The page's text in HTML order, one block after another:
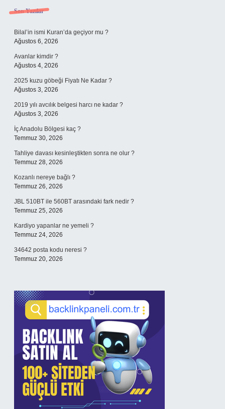
Sidebar
Son Yazılar
Bilal’in ismi Kuran’da geçiyor mu ?
Ağustos 6, 2026
Avanlar kimdir ?
Ağustos 4, 2026
2025 kuzu göbeği Fiyatı Ne Kadar ?
Ağustos 3, 2026
2019 yılı avcılık belgesi harcı ne kadar ?
Ağustos 3, 2026
İç Anadolu Bölgesi kaç ?
Temmuz 30, 2026
Tahliye davası kesinleştikten sonra ne olur ?
Temmuz 28, 2026
Kozanlı nereye bağlı ?
Temmuz 26, 2026
JBL 510BT ile 560BT arasındaki fark nedir ?
Temmuz 25, 2026
Kardiyo yapanlar ne yemeli ?
Temmuz 24, 2026
34642 posta kodu neresi ?
Temmuz 20, 2026